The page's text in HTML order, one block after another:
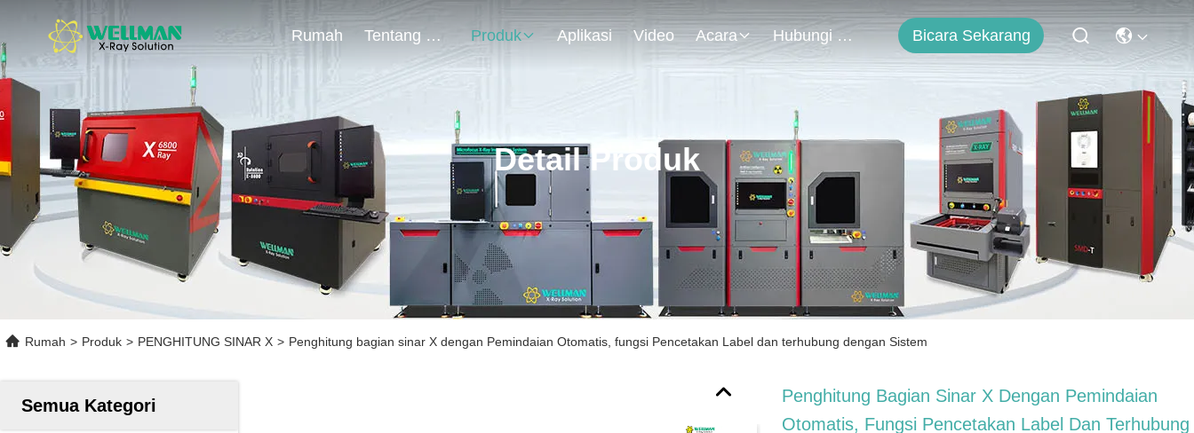
Rumah Tentang Kami Produk Aplikasi Video Acara Hubungi Kami Bicara Sekarang
Detail Produk
Rumah > Produk > PENGHITUNG SINAR X > Penghitung bagian sinar X dengan Pemindaian Otomatis, fungsi Pencetakan Label dan terhubung dengan Sistem
Semua Kategori
Penghitung Bagian Sinar X Dengan Pemindaian
Otomatis, Fungsi Pencetakan Label Dan Terhubung